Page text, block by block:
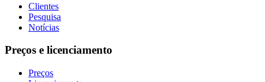
Clientes
Pesquisa
Notícias
Preços e licenciamento
Preços